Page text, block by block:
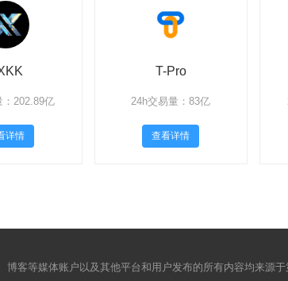
：202.89亿
详情
T-Pro
24h交易量：83亿
查看详情
客等媒体账户以及其他平台和用户发布的所有内容均来源